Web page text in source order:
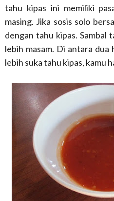
tahu kipas ini memiliki
masing. Jika sosis solo
dengan tahu kipas. Sambal
lebih masam. Di antara dua
lebih suka tahu kipas, kamu